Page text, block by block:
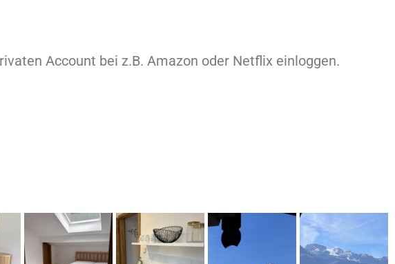
Account bei z.B. Amazon oder Netflix einloggen.